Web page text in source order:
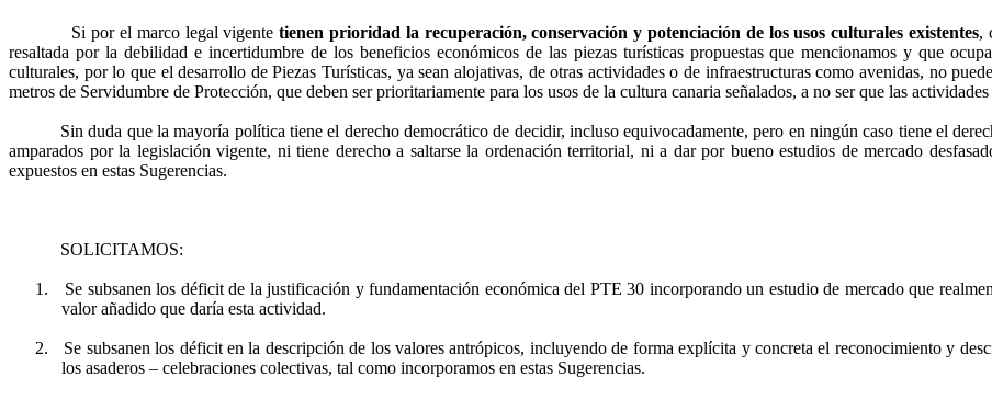
Si por el marco legal vigentetienen prioridad la recuperación, conservación y potenciación de los usos culturales existentes,
resaltada por la debilidad e incertidumbre de los beneficios económicos de las piezas turísticas propuestas que mencionamos y que
culturales, porlo que el desarrollo de Piezas Turísticas, ya sean alojativas, de otras actividades o de infraestructuras como avenidas, no
metros de Servidumbre de Protección, que deben ser prioritariamente para los usos de la cultura canaria señalados, a no ser que las
Sin duda que la mayoría política tiene el derecho democrático de decidir, incluso equivocadamente, pero en ningún caso tiene el
amparados por la legislación vigente, ni tiene derecho a saltarse la ordenación territorial, ni a dar por bueno estudios de mercado
expuestos en estas Sugerencias.
SOLICITAMOS:
1.
Se subsanen los déficit de la justificación y fundamentación económica del PTE 30 incorporando un estudio de mercado que
valor añadido que daría esta actividad.
2.
Se subsanen los déficit en la descripción de los valores antrópicos, incluyendo de forma explícita y concreta el reconocimiento y
los asaderos – celebraciones colectivas, tal como incorporamos en estas Sugerencias.